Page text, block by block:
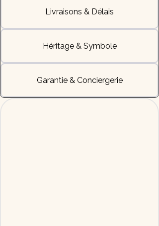
Livraisons & Délais
Héritage & Symbole
Garantie & Conciergerie